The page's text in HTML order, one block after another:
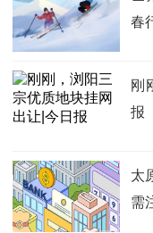
春
刚
报
太
需